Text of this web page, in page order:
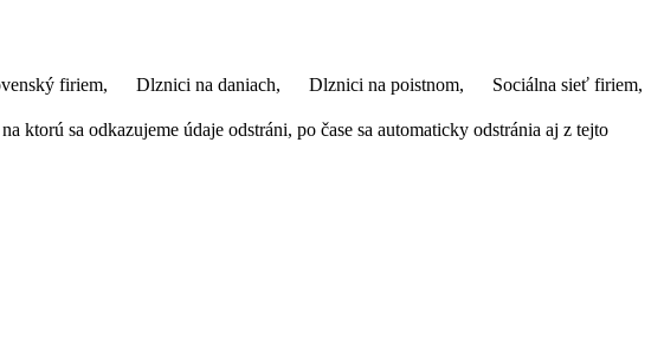
firiem, Dlznici na daniach, Dlznici na poistnom,
Sociálna sieť firiem,
sa odkazujeme údaje odstráni, po čase sa automaticky odstránia aj z tejto